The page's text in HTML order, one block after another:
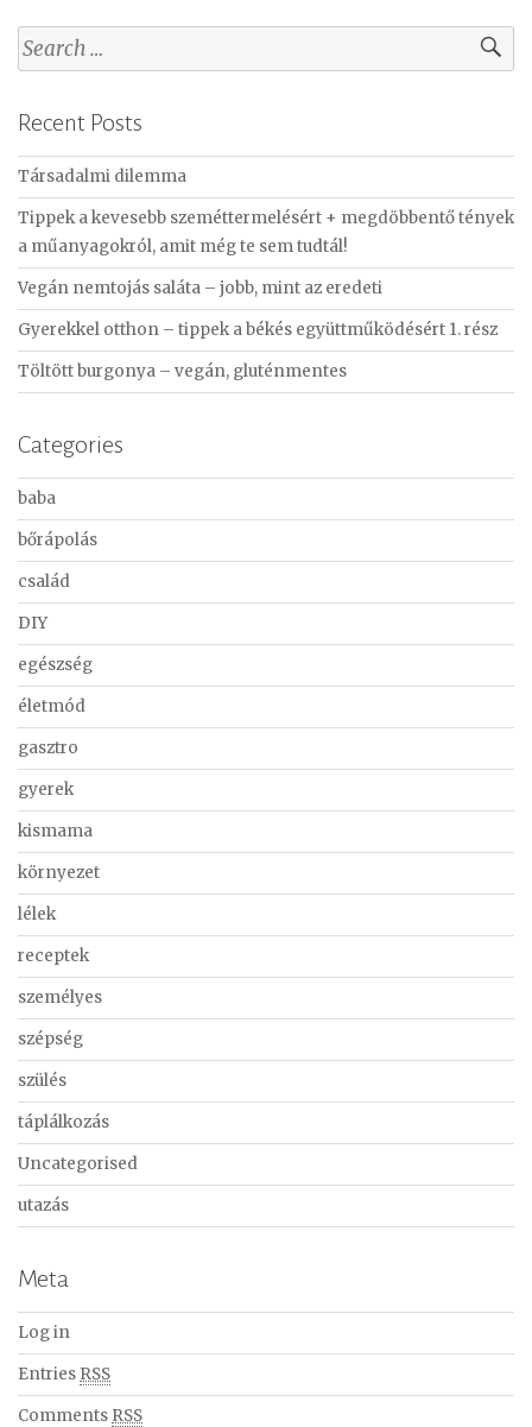
S
e
r
c
h
f
o
r
:
Recent Posts
Társadalmi dilemma
Tippek a kevesebb szeméttermelésért + megdöbbentő tények
a műanyagokról, amit még te sem tudtál!
Vegán nemtojás saláta – jobb, mint az eredeti
Gyerekkel otthon – tippek a békés együttműködésért 1. rész
Töltött burgonya – vegán, gluténmentes
Categories
baba
bőrápolás
család
DIY
egészség
életmód
gasztro
gyerek
kismama
környezet
lélek
receptek
személyes
szépség
szülés
táplálkozás
Uncategorised
utazás
Meta
Log in
Entries RSS
Comments RSS